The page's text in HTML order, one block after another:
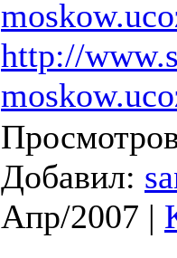
http://
Добавил:
Апр/2007 |